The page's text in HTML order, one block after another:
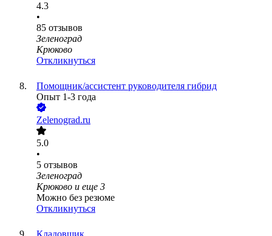
4.3
•
85 отзывов
Зеленоград
Крюково
Откликнуться
Помощник/ассистент руководителя гибрид
Опыт 1-3 года
Zelenograd.ru
5.0
•
5 отзывов
Зеленоград
Крюково и еще 3
Можно без резюме
Откликнуться